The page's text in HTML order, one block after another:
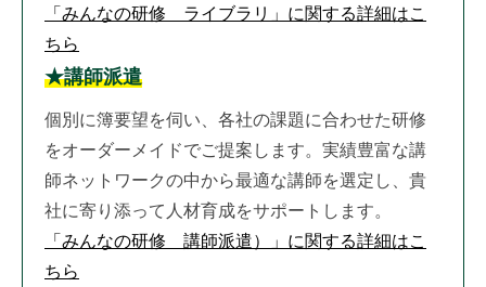
「みんなの研修 ライブラリ」に関する詳細はこ
ちら
★講師派遣
個別に簿要望を伺い、各社の課題に合わせた研修
をオーダーメイドでご提案します。実績豊富な講
師ネットワークの中から最適な講師を選定し、貴
社に寄り添って人材育成をサポートします。
「みんなの研修 講師派遣）」に関する詳細はこ
ちら